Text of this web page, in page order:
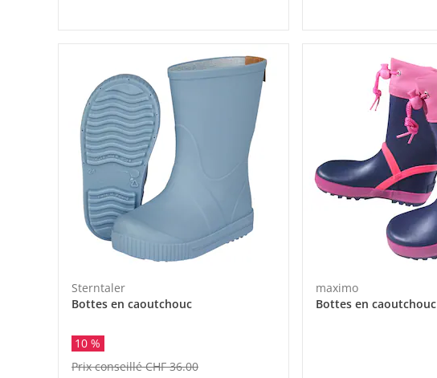
Sterntaler
Bottes en caoutchouc
10 %
Prix conseillé CHF 36.00
maximo
Bottes en caoutchouc